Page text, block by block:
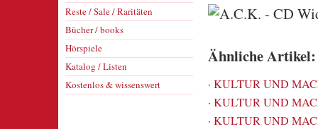
Reste / Sale / Raritäten
Bücher / books
Hörspiele
Katalog / Listen
Kostenlos & wissenswert
Ähnliche Artikel:
· KULTUR UND
· KULTUR UND
· KULTUR UND